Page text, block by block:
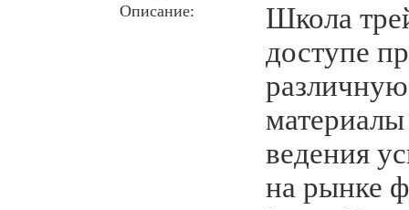
Описание:
Школа
доступе
ведения
на рынке